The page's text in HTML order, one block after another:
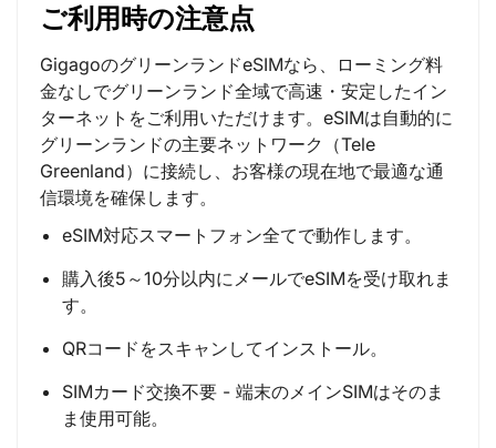
ご利用時の注意点
GigagoのグリーンランドeSIMなら、ローミング料
金なしでグリーンランド全域で高速・安定したイン
ターネットをご利用いただけます。eSIMは自動的に
グリーンランドの主要ネットワーク（Tele
Greenland）に接続し、お客様の現在地で最適な通
信環境を確保します。
eSIM対応スマートフォン全てで動作します。
購入後5～10分以内にメールでeSIMを受け取れま
す。
QRコードをスキャンしてインストール。
SIMカード交換不要 - 端末のメインSIMはそのま
ま使用可能。